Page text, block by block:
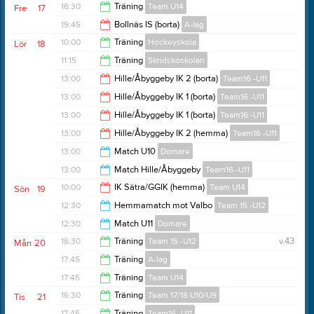
18:30
20:00
17
Fre 16:30 Träning Team U14
17:30
19:45 Bollnäs IS (borta) A-lag
21:45
18
Lör 10:00 Träning Hockeyskola
11:00
11:15 Träning Skridskoskolan
12:00
13:00 Hille/Åbyggeby IK 2 (borta) Team16 -U11
15:00
13:00 Hille/Åbyggeby IK 1 (borta) Team16 -U11
15:00
13:00 Hille/Åbyggeby IK 1 (borta) Team16 -U11
15:00
13:00 Hille/Åbyggeby IK 2 (hemma) Team16 -U11
15:00
13:00 Match U10 Domare
14:30
13:00 Match Hille/Åbyggeby Team16 -U11
15:00
19
Sön 10:00 IK Sätra/GGIK (hemma) Team U14
12:00
12:30 Hemmamatch mot Valbo Team 15 -U12
14:30
12:30 Match U11 Domare
14:30
20
Mån v.43
16:30 Träning Team 15 -U12
17:30
17:45 Träning A-lag
18:45
17:45 Träning Team U14
21
Tis 16:30 Träning Team 17/18 U10/U9